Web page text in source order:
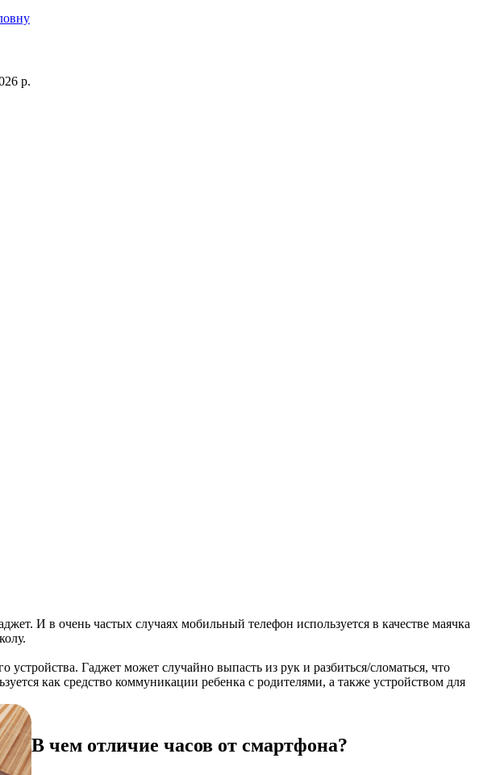
р.
И в очень частых случаях мобильный телефон используется в качестве маячка
Гаджет может случайно выпасть из рук и разбиться/сломаться, что
как средство коммуникации ребенка с родителями, а также устройством для
В чем отличие часов от смартфона?